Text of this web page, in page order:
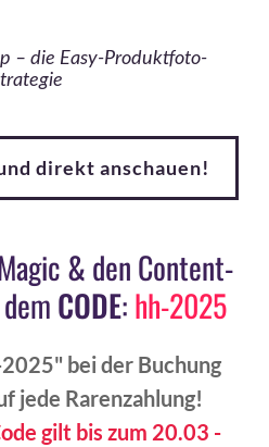
– die Easy-Produktfoto-
direkt anschauen!
& den Content-
CODE:hh-2025
bei der Buchung
jede Rarenzahlung!
gilt bis zum 20.03 -